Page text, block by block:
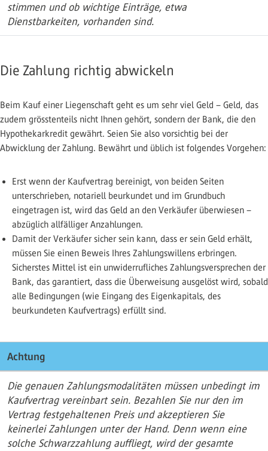
stimmen und ob wichtige Einträge, etwa
Dienstbarkeiten, vorhanden sind.
Die Zahlung richtig abwickeln
Beim Kauf einer Liegenschaft geht es um sehr viel Geld – Geld, das
zudem grösstenteils nicht Ihnen gehört, sondern der Bank, die den
Hypothekarkredit gewährt. Seien Sie also vorsichtig bei der
Abwicklung der Zahlung. Bewährt und üblich ist folgendes Vorgehen:
Erst wenn der Kaufvertrag bereinigt, von beiden Seiten
unterschrieben, notariell beurkundet und im Grundbuch
eingetragen ist, wird das Geld an den Verkäufer überwiesen –
abzüglich allfälliger Anzahlungen.
Damit der Verkäufer sicher sein kann, dass er sein Geld erhält,
müssen Sie einen Beweis Ihres Zahlungswillens erbringen.
Sicherstes Mittel ist ein unwiderrufliches Zahlungsversprechen der
Bank, das garantiert, dass die Überweisung ausgelöst wird, sobald
alle Bedingungen (wie Eingang des Eigenkapitals, des
beurkundeten Kaufvertrags) erfüllt sind.
Achtung
Die genauen Zahlungsmodalitäten müssen unbedingt im
Kaufvertrag vereinbart sein. Bezahlen Sie nur den im
Vertrag festgehaltenen Preis und akzeptieren Sie
keinerlei Zahlungen unter der Hand. Denn wenn eine
solche Schwarzzahlung auffliegt, wird der gesamte